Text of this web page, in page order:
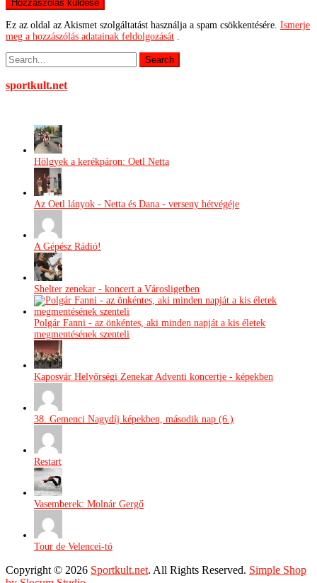
Ez az oldal az Akismet szolgáltatást használja a spam csökkentésére. Ismerje
meg a hozzászólás adatainak feldolgozását
sportkult.net
Hölgyek a kerékpáron: Oetl Netta
Az Oetl lányok - Netta és Dana - verseny hétvégéje
A Gépész Rádió!
Shelter zenekar - koncert a Városligetben
Polgár Fanni - az önkéntes, aki minden napját a kis életek
megmentésének szenteli
Kaposvár Helyőrségi Zenekar Adventi koncertje - képekben
38. Gemenci Nagydíj képekben, második nap (6.)
Restart
Vasemberek: Molnár Gergő
Tour de Velencei-tó
Copyright © 2026 Sportkult.net. All Rights Reserved. Simple Shop